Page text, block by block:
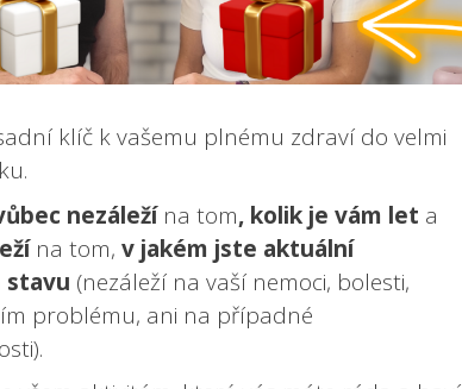
klíč k vašemu plnému zdraví do velmi
nezáleží na tom, kolik je vám let a
na tom, v jakém jste aktuální
stavu (nezáleží na vaší nemoci, bolesti,
problému, ani na případné